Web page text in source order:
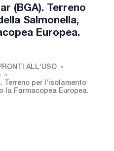
(BGA). Terreno
Salmonella,
Europea.
ALL'USO
Terreno per l'isolamento
la Farmacopea Europea.